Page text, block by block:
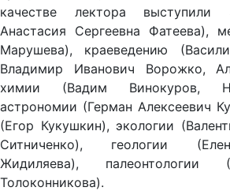
качестве лектора выступили
Анастасия Сергеевна Фатеева),
Марушева), краеведению
Владимир Иванович Ворожко,
химии (Вадим Винокуров,
астрономии (Герман Алексеевич
(Егор Кукушкин), экологии
Ситниченко), геологии
Жидиляева), палеонтологии
Толоконникова).